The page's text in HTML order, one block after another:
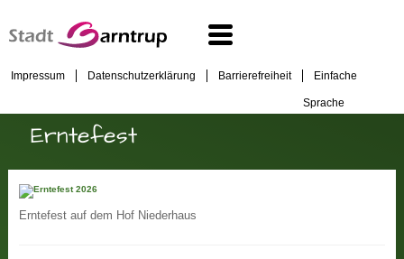
Impressum Datenschutzerklärung Barrierefreiheit Einfache
Sprache
Erntefest
Erntefest auf dem Hof Niederhaus